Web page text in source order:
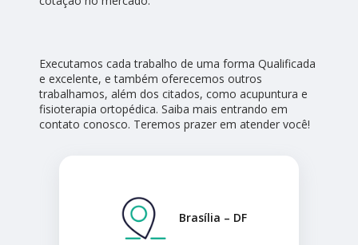
Executamos cada trabalho de uma forma Qualificada
e excelente, e também oferecemos outros
trabalhamos, além dos citados, como acupuntura e
fisioterapia ortopédica. Saiba mais entrando em
contato conosco. Teremos prazer em atender você!
Brasília – DF